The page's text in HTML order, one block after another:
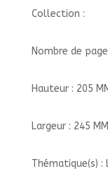
Collection :
Nombre de
Hauteur : 205
Largeur : 245 MM
Thématique(s) :